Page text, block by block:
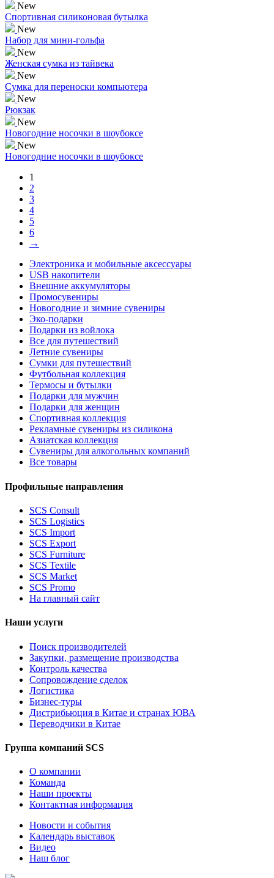
New
Спортивная силиконовая бутылка
New
Набор для мини-гольфа
New
Женская сумка из тайвека
New
Сумка для переноски компьютера
New
Рюкзак
New
Новогодние носочки в шоубоксе
New
Новогодние носочки в шоубоксе
1
2
3
4
5
6
→
Электроника и мобильные аксессуары
USB накопители
Внешние аккумуляторы
Промосувениры
Новогодние и зимние сувениры
Эко-подарки
Подарки из войлока
Все для путешествий
Летние сувениры
Сумки для путешествий
Футбольная коллекция
Термосы и бутылки
Подарки для мужчин
Подарки для женщин
Спортивная коллекция
Рекламные сувениры из силикона
Азиатская коллекция
Сувениры для алкогольных компаний
Все товары
Профильные направления
SCS Consult
SCS Logistics
SCS Import
SCS Export
SCS Furniture
SCS Textile
SCS Market
SCS Promo
На главный сайт
Наши услуги
Поиск производителей
Закупки, размещение производства
Контроль качества
Сопровождение сделок
Логистика
Бизнес-туры
Дистрибьюция в Китае и странах ЮВА
Переводчики в Китае
Группа компаний SCS
О компании
Команда
Наши проекты
Контактная информация
Новости и события
Календарь выставок
Видео
Наш блог